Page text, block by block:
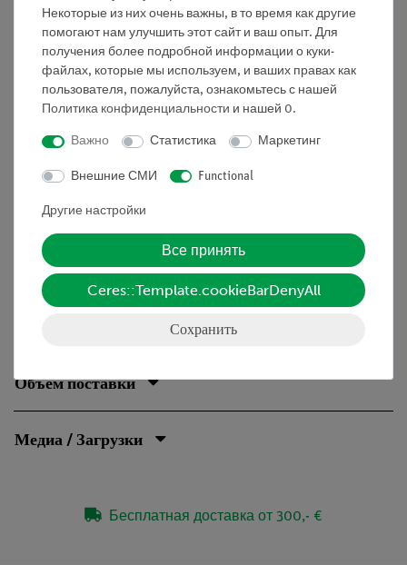
установке. Однако, в зависимости от конкретного
применения, задачу перемещения массы можно
облегчить, изменив направление силы.
просты для понимания, особенно для младших
школьников
с экспериментами
Совместимость с учебными программами
Соответствует будущему: возможно внедрение
Объём поставки
Медиа / Загрузки
Бесплатная доставка от 300,- €
Некоторые из них очень важны, в то время как другие
помогают нам улучшить этот сайт и ваш опыт. Для
получения более подробной информации о куки-
файлах, которые мы используем, и ваших правах как
пользователя, пожалуйста, ознакомьтесь с нашей
Политика конфиденциальности и нашей 0.
Важно Статистика Маркетинг
Внешние СМИ Functional
Другие настройки
Все принять
Ceres::Template.cookieBarDenyAll
Сохранить